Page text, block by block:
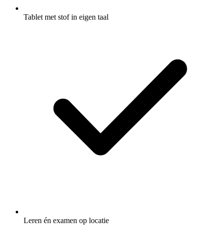
Tablet met stof in eigen taal
Leren én examen op locatie